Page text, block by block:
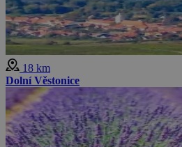
18 km
Dolní Věstonice